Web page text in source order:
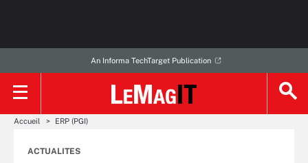
An Informa TechTarget Publication
Accueil ERP (PGI)
ACTUALITES